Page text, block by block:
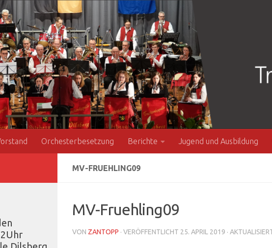
Orchesterbesetzung Berichte Jugend und Ausbildung
MV-FRUEHLING09
MV-Fruehling09
VON ZANTOPP · VERÖFFENTLICHT 25. APRIL 2019 ·